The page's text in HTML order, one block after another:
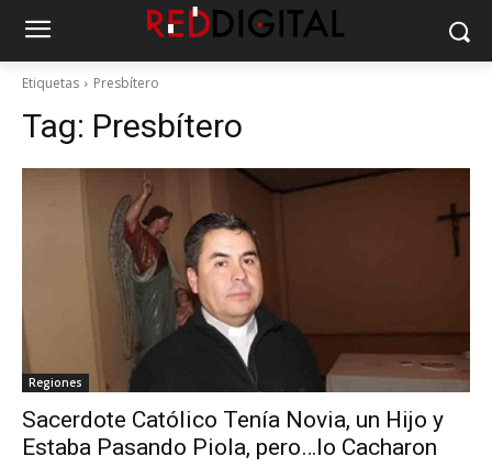
Etiquetas Presbítero
Tag: Presbítero
Regiones
Sacerdote Católico Tenía Novia, un Hijo y
Estaba Pasando Piola, pero…lo Cacharon